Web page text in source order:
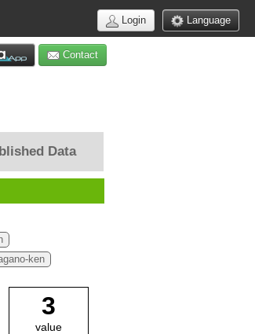
Language
Login
Contact
Data
ken
3
value